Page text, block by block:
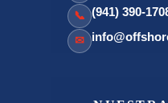
📞 (941) 390-
✉